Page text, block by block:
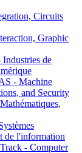
Circuits
Graphic
de
- Machine
and Security
de l'information
- Computer